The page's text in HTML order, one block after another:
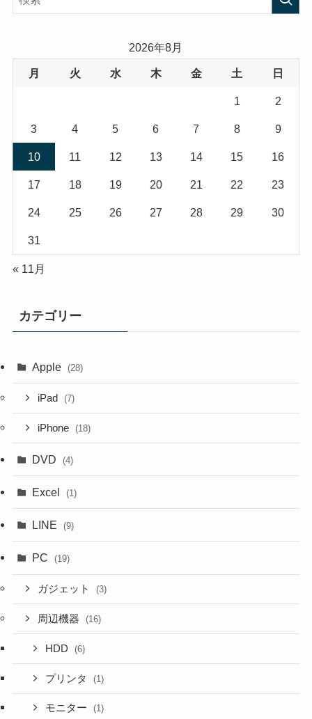
2026年8月
月 火 水 木 金 土 日
1 2
3 4 5 6 7 8 9
10 11 12 13 14 15 16
17 18 19 20 21 22 23
24 25 26 27 28 29 30
31
« 11月
カテゴリー
Apple (28)
iPad (7)
iPhone (18)
DVD (4)
Excel (1)
LINE (9)
PC (19)
ガジェット (3)
周辺機器 (16)
HDD (6)
プリンタ (1)
モニター (1)